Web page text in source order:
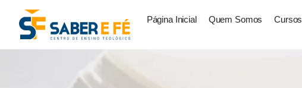
Página Inicial Quem Somos Cursos